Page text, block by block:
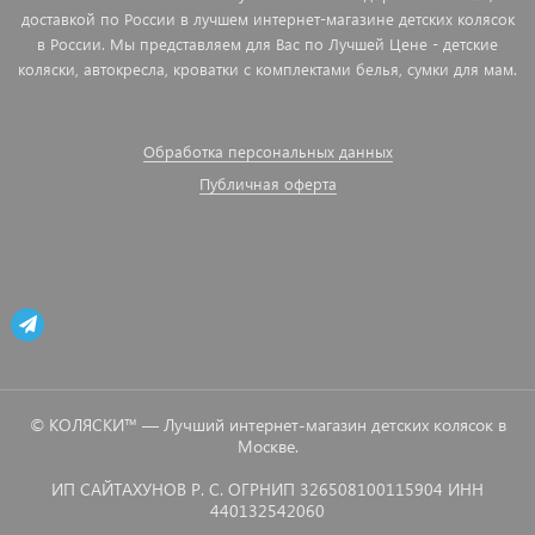
доставкой по России в лучшем интернет-магазине детских колясок
в России. Мы представляем для Вас по Лучшей Цене - детские
коляски, автокресла, кроватки с комплектами белья, сумки для мам.
Обработка персональных данных
Публичная оферта
© КОЛЯСКИ™ — Лучший интернет-магазин детских колясок в
Москве.
ИП САЙТАХУНОВ Р. С. ОГРНИП 326508100115904 ИНН
440132542060